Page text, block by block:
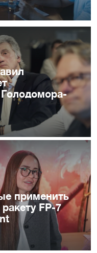
применить
FP-7